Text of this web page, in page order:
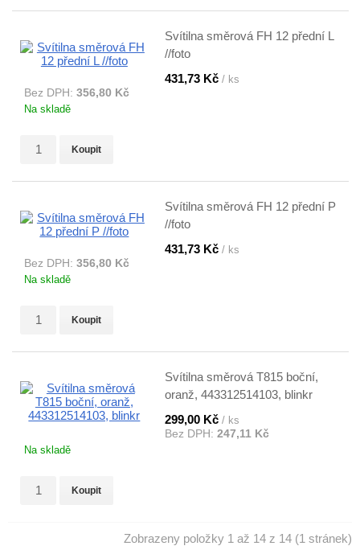
Svítilna směrová FH 12 přední L
//foto
431,73 Kč / ks
Bez DPH: 356,80 Kč
Na skladě
Koupit
Svítilna směrová FH 12 přední P
//foto
431,73 Kč / ks
Bez DPH: 356,80 Kč
Na skladě
Koupit
Svítilna směrová T815 boční,
oranž, 443312514103, blinkr
299,00 Kč / ks
Bez DPH: 247,11 Kč
Na skladě
Koupit
Zobrazeny položky 1 až 14 z 14 (1 stránek)